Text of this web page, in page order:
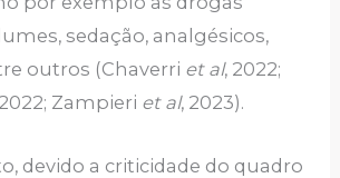
sedação, analgésicos,
outros (Chaverri et al, 2022;
Zampieri et al, 2023).
devido a criticidade do quadro